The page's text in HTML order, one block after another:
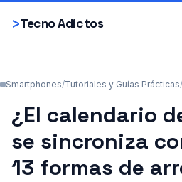
>Tecno Adictos
Smartphones
Smartphones/Tutoriales y Guías Prácticas/
¿El calendario
se sincroniza
13 formas de